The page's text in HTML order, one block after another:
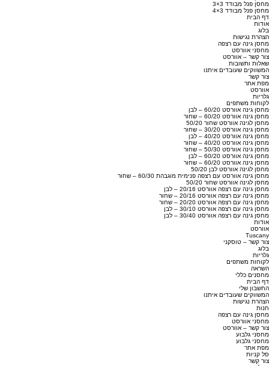
מחסן פנל מבודד 3×3
מחסן פנל מבודד 3×4
דף הבית
אודות
בלוג
הצהרת נגישות
מחסן גינה עם רצפה
מחסני אוורסט
צור קשר – אוורסט
שאלות ותשובות
המשווקים שעובדים איתנו
צור קשר
מפת אתר
אוורסט
גלריות
לקוחות משתפים
מחסן גינה אוורסט 60/20 – לבן
מחסן גינה אוורסט 60/20 – שחור
מחסן לגינה אוורסט שחור 50/20
מחסן גינה אוורסט 30/20 – שחור
מחסן גינה אוורסט 40/20 – לבן
מחסן גינה אוורסט 40/20 – שחור
מחסן גינה אוורסט 50/30 – שחור
מחסן גינה אוורסט 60/20 – לבן
מחסן גינה אוורסט 60/20 – שחור
מחסן לגינה אוורסט לבן 50/20
מחסן גינה אוורסט עם רצפה פנימית מוגבהת 60/30 – שחור
מחסן לגינה אוורסט שחור 50/20
מחסן גינה עם רצפה אוורסט 20/16 – לבן
מחסן גינה עם רצפה אוורסט 20/16 – שחור
מחסן גינה עם רצפה אוורסט 20/20 – שחור
מחסן גינה עם רצפה אוורסט 30/10 – לבן
מחסן גינה עם רצפה אוורסט 30/40 – לבן
אודות
אוורסט
Tuscany
צור קשר – טוסקני
בלוג
גלריות
לקוחות משתפים
השראה
מחסנים כללי
דף הבית
החשבון שלי
המשווקים שעובדים איתנו
הצהרת נגישות
חנות
מחסן גינה עם רצפה
מחסני אוורסט
צור קשר – אוורסט
מחסני גלבוע
מחסני גלבוע
מפת אתר
סל קניות
צור קשר